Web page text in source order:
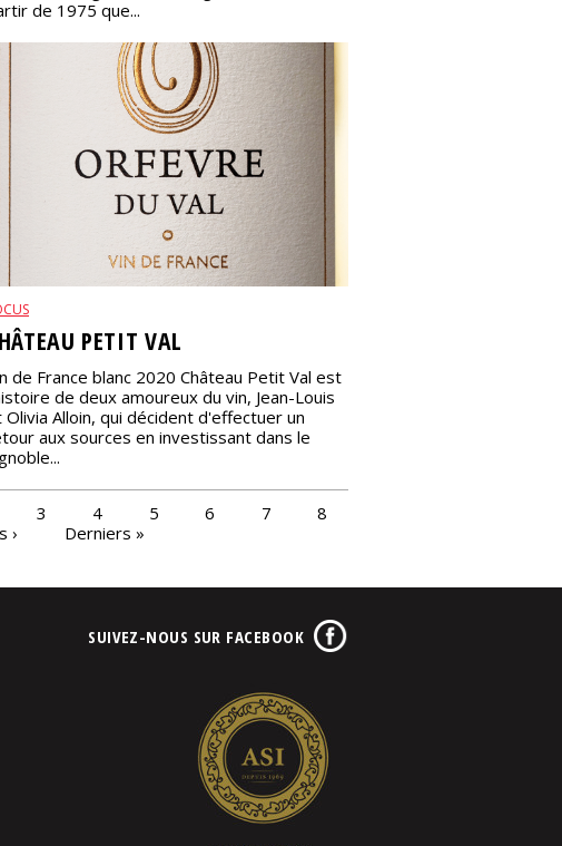
de 1975 que...
PETIT VAL
de France blanc 2020 Château Petit Val est
de deux amoureux du vin, Jean-Louis
Olivia Alloin, qui décident d'effectuer un
aux sources en investissant dans le
3 4 5 6 7
8
› Derniers »
SUIVEZ-NOUS SUR FACEBOOK